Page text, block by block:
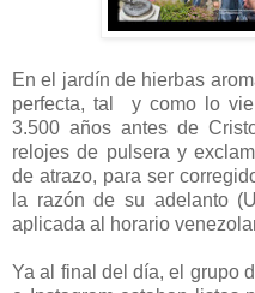
En el jardín de hierbas
perfecta, tal y como lo
3.500 años antes de
relojes de pulsera y
de atrazo, para ser
la razón de su adelanto
aplicada al horario
Ya al final del día, el grupo